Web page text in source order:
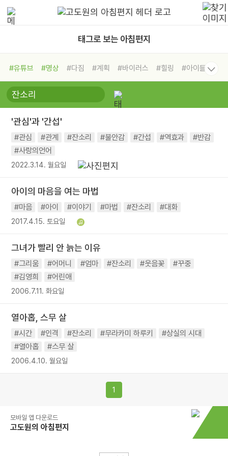
태그로 보는 아침편지
#유튜브 #명상 #다짐 #계획 #바이러스 #힐링
#아이들
#비전캠프
#독서캠프 #삶
#희망
#나눔 #친구 #링컨학교
#독서
#건강 #면역력
'관심'과 '간섭'
#관심 #관계 #잔소리 #불안감 #간섭 #역효과
#반감
#사랑의언어
2022.3.14. 월요일
아이의 마음을 여는 마법
#마음 #아이 #이야기 #마법 #잔소리 #대화
2017.4.15. 토요일
그녀가 빨리 안 늙는 이유
#그리움 #어머니 #엄마 #잔소리 #웃음꽃
#꾸중
#김영희
#어린애
2006.7.11. 화요일
열아홉, 스무 살
#시간 #인격 #잔소리 #무라카미 하루키
#상실의 시대
#열아홉
#스무 살
2006.4.10. 월요일
1
모바일 앱 다운로드
고도원의 아침편지